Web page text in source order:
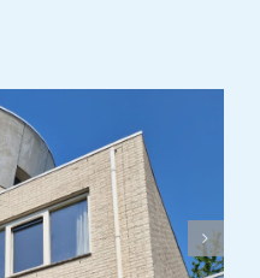
Dordrecht